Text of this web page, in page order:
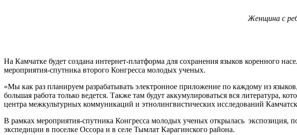
Женщина с
На Камчатке будет создана интернет-платформа для сохранения языков коренного
мероприятия-спутника второго Конгресса молодых ученых.
«Мы как раз планируем разрабатывать электронное приложение по каждому из
большая работа только ведется. Также там будут аккумулироваться вся литература,
центра межкультурных коммуникаций и этнолингвистических исследований
В рамках мероприятия-спутника Конгресса молодых ученых открылась экспозиция,
экспедиции в поселке Оссора и в селе Тымлат Карагинского района.